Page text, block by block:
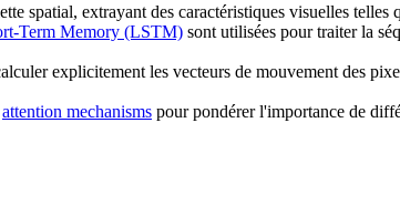
spatial, extrayant des caractéristiques visuelles
Term Memory (LSTM) sont utilisées pour traiter la
explicitement les vecteurs de mouvement des
attention mechanisms pour pondérer l'importance de